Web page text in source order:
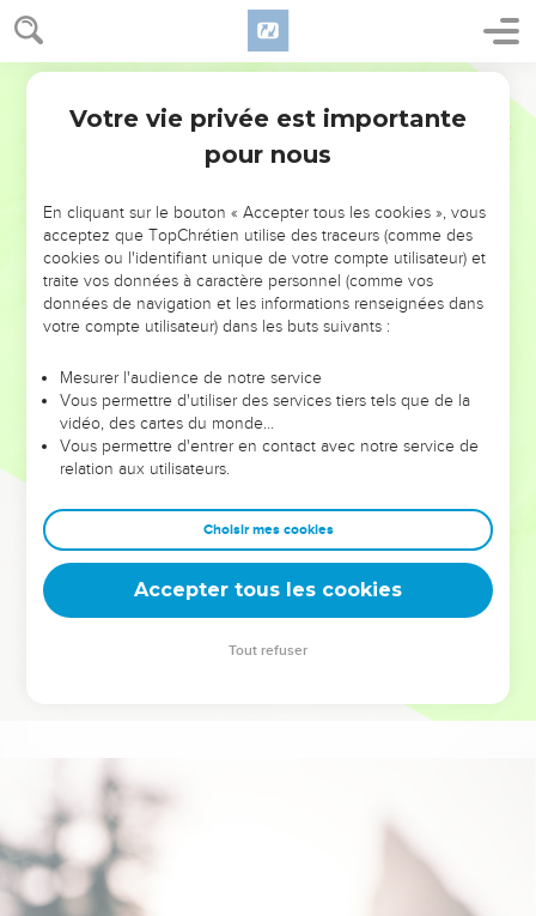
NE MANQUEZ PAS L’ÉVÉNEMENT
DE L’ANNÉE !
ET SI LEURS ERREURS POUVAIENT VOUS ÉVITER LES
VOTRES ?
leur foi ou leur vision. Mais on voit moins les doutes, les erreurs
et les saisons difficiles qu'ils ont traversés, alors même que ce
sont elles qui les ont façonnés.
Dans cette conférence, leaders, entrepreneurs, et responsables
clés pour avancer avec plus de sagesse afin que leurs erreurs
deviennent vos tremplins. Que vous guidiez un ministère, une
équipe, un groupe ou une famille, leur expérience est faite
Votre vie privée est importante
pour nous
En cliquant sur le bouton « Accepter tous les cookies », vous
acceptez que TopChrétien utilise des traceurs (comme des
cookies ou l'identifiant unique de votre compte utilisateur) et
traite vos données à caractère personnel (comme vos
données de navigation et les informations renseignées dans
votre compte utilisateur) dans les buts suivants :
Mesurer l'audience de notre service
Vous permettre d'utiliser des services tiers tels que de la
vidéo, des cartes du monde…
Vous permettre d'entrer en contact avec notre service de
relation aux utilisateurs.
Choisir mes cookies
Accepter tous les cookies
Tout refuser